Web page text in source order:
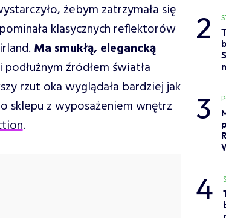
żebym zatrzymała się
klasycznych reflektorów
Ma smukłą, elegancką
i podłużnym źródłem światła
rzut oka wyglądała bardziej jak
sklepu z wyposażeniem wnętrz
.
2
3
4